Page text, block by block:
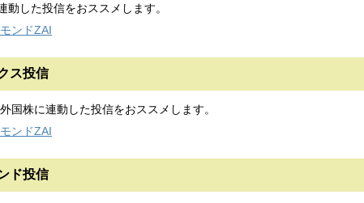
動した投信をおススメします。
ンドZAI
ス投信
国株に連動した投信をおススメします。
ンドZAI
ド投信